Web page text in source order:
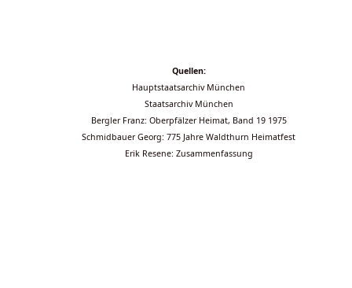
Quellen:
Hauptstaatsarchiv München
Staatsarchiv München
Bergler Franz: Oberpfälzer Heimat, Band 19 1975
Schmidbauer Georg: 775 Jahre Waldthurn Heimatfest
Erik Resene: Zusammenfassung